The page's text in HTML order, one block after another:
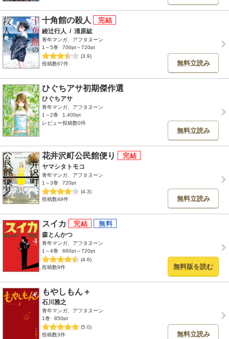
十角館の殺人
綾辻行人 / 清原紘
青年マンガ、アフタヌーン
1～5巻
700pt～720pt
(3.9)
投稿数67件
無料立読み
ひぐちアサ初期傑作選
ひぐちアサ
青年マンガ、アフタヌーン
1～2巻
1,400pt
レビュー投稿数0件
無料立読み
花井沢町公民館便り
ヤマシタトモコ
青年マンガ、アフタヌーン
1～3巻
720pt
(4.3)
投稿数49件
無料立読み
スイカ
森とんかつ
青年マンガ、アフタヌーン
1～4巻
660pt～720pt
(4.6)
投稿数9件
無料版を読む
もやしもん＋
石川雅之
青年マンガ、アフタヌーン
1巻
850pt
(5.0)
投稿数3件
無料立読み